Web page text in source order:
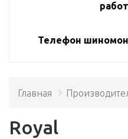
Телефон
Главная
Royal